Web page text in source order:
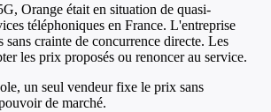
Orange était en situation de quasi-
téléphoniques en France. L'entreprise
crainte de concurrence directe. Les
les prix proposés ou renoncer au service.
un seul vendeur fixe le prix sans
de marché.